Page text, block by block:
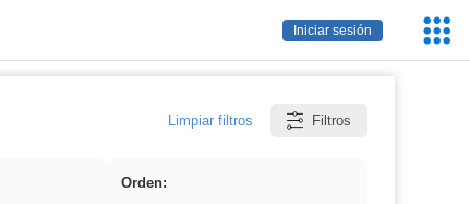
Iniciar sesión
Limpiar filtros Filtros
Orden: